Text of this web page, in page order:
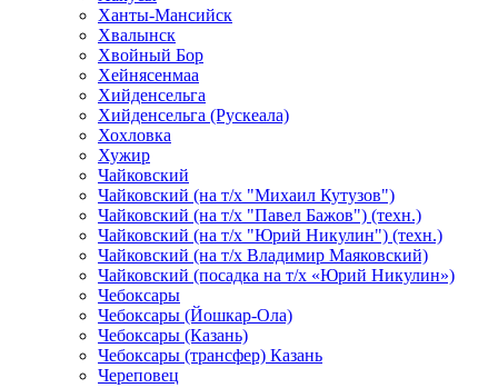
Ханты-Мансийск
Хвалынск
Хвойный Бор
Хейнясенмаа
Хийденсельга
Хийденсельга (Рускеала)
Хохловка
Хужир
Чайковский
Чайковский (на т/х "Михаил Кутузов")
Чайковский (на т/х "Павел Бажов") (техн.)
Чайковский (на т/х "Юрий Никулин") (техн.)
Чайковский (на т/х Владимир Маяковский)
Чайковский (посадка на т/х «Юрий Никулин»)
Чебоксары
Чебоксары (Йошкар-Ола)
Чебоксары (Казань)
Чебоксары (трансфер) Казань
Череповец